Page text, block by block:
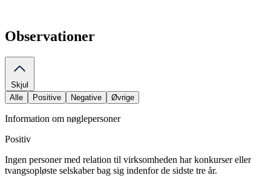
Observationer
Skjul
Alle
Positive Negative Øvrige
Information om nøglepersoner
Positiv
Ingen personer med relation til virksomheden har konkurser eller
tvangsopløste selskaber bag sig indenfor de sidste tre år.